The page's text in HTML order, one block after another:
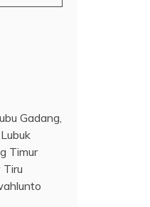
Gadang,
Timur
Tiru